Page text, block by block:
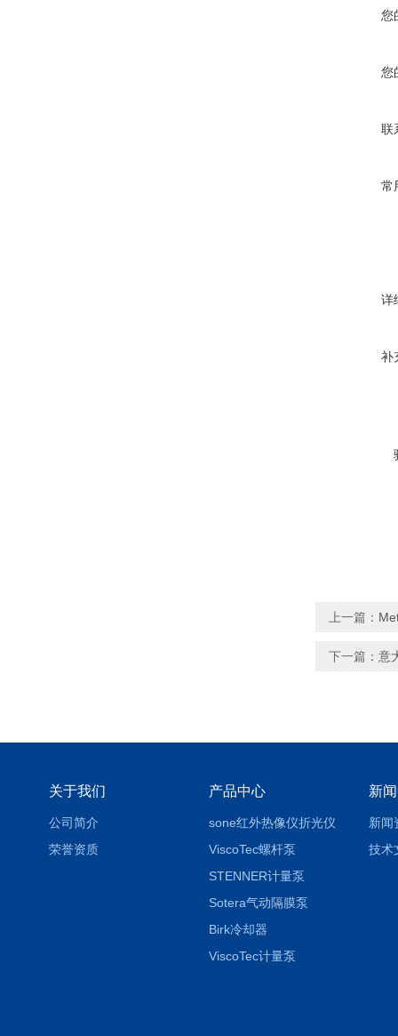
您
您
联
常
详
补
上一篇：
下一篇： 意
关于我们
公司简介
荣誉资质
产品中心
sone红外热像仪折光仪
ViscoTec螺杆泵
STENNER计量泵
Sotera气动隔膜泵
Birk冷却器
ViscoTec计量泵
新
新闻
技术